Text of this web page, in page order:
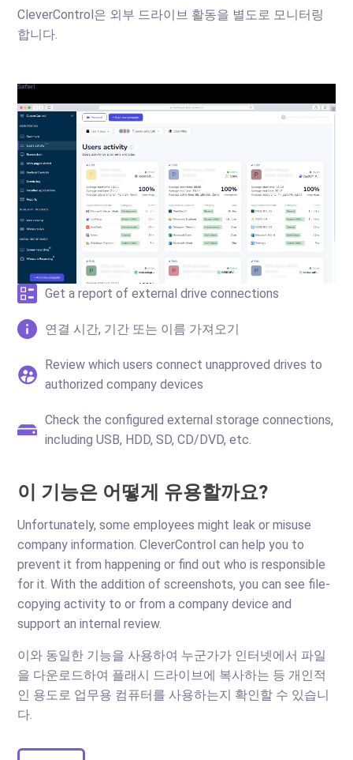
CleverControl은 외부 드라이브 활동을 별도로 모니터링
합니다.
Get a report of external drive connections
연결 시간, 기간 또는 이름 가져오기
Review which users connect unapproved drives to
authorized company devices
Check the configured external storage connections,
including USB, HDD, SD, CD/DVD, etc.
이 기능은 어떻게 유용할까요?
Unfortunately, some employees might leak or misuse
company information. CleverControl can help you to
prevent it from happening or find out who is responsible
for it. With the addition of screenshots, you can see file-
copying activity to or from a company device and
support an internal review.
이와 동일한 기능을 사용하여 누군가가 인터넷에서 파일
을 다운로드하여 플래시 드라이브에 복사하는 등 개인적
인 용도로 업무용 컴퓨터를 사용하는지 확인할 수 있습니
다.